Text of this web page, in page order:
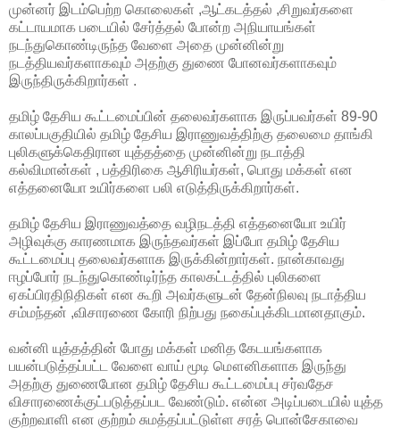
முன்னர் இடம்பெற்ற கொலைகள் ,ஆட்கடத்தல் ,சிறுவர்களை
கட்டாயமாக படையில் சேர்த்தல் போன்ற அநியாயங்கள்
நடந்துகொண்டிருந்த வேளை அதை முன்னின்று
நடத்தியவர்களாகவும் அதற்கு துணை போனவர்களாகவும்
இருந்திருக்கிறார்கள் .
தமிழ் தேசிய கூட்டமைப்பின் தலைவர்களாக இருப்பவர்கள் 89-90
காலப்பகுதியில் தமிழ் தேசிய இராணுவத்திற்கு தலைமை தாங்கி
புலிகளுக்கெதிரான யுத்தத்தை முன்னின்று நடாத்தி
கல்விமான்கள் , பத்திரிகை ஆசிரியர்கள், பொது மக்கள் என
எத்தனையோ உயிர்களை பலி எடுத்திருக்கிறார்கள்.
தமிழ் தேசிய இராணுவத்தை வழிநடத்தி எத்தனையோ உயிர்
அழிவுக்கு காரணமாக இருந்தவர்கள் இப்போ தமிழ் தேசிய
கூட்டமைப்பு தலைவர்களாக இருக்கின்றார்கள். நான்காவது
ஈழப்போர் நடந்துகொண்டிர்ந்த காலகட்டத்தில் புலிகளை
ஏகப்பிரதிநிதிகள் என கூறி அவர்களுடன் தேன்நிலவு நடாத்திய
சம்மந்தன் ,விசாரணை கோரி நிற்பது நகைப்புக்கிடமானதாகும்.
வன்னி யுத்தத்தின் போது மக்கள் மனித கேடயங்களாக
பயன்படுத்தப்பட்ட வேளை வாய் மூடி மௌனிகளாக இருந்து
அதற்கு துணைபோன தமிழ் தேசிய கூட்டமைப்பு சர்வதேச
விசாரணைக்குட்படுத்தப்பட வேண்டும். என்ன அடிப்படையில் யுத்த
குற்றவாளி என குற்றம் சுமத்தப்பட்டுள்ள சரத் பொன்சேகாவை